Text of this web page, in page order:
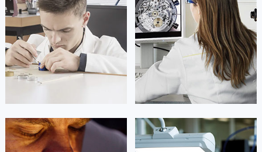
凯罗尔·切尔西
资深豪利时技师
达芙妮·克劳迪娅
资深豪利时技师